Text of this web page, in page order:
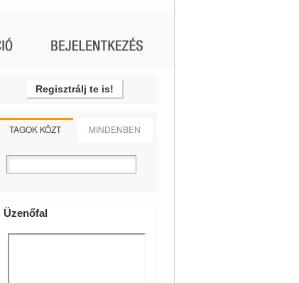
Regisztrálj te is!
TAGOK KÖZT MINDENBEN
Üzenőfal